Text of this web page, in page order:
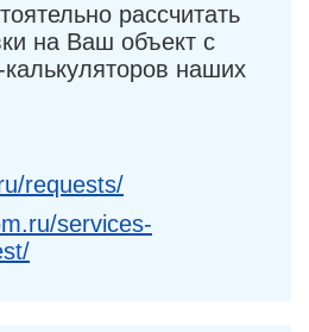
рассчитать
на Ваш объект с
наших
requests/
services-